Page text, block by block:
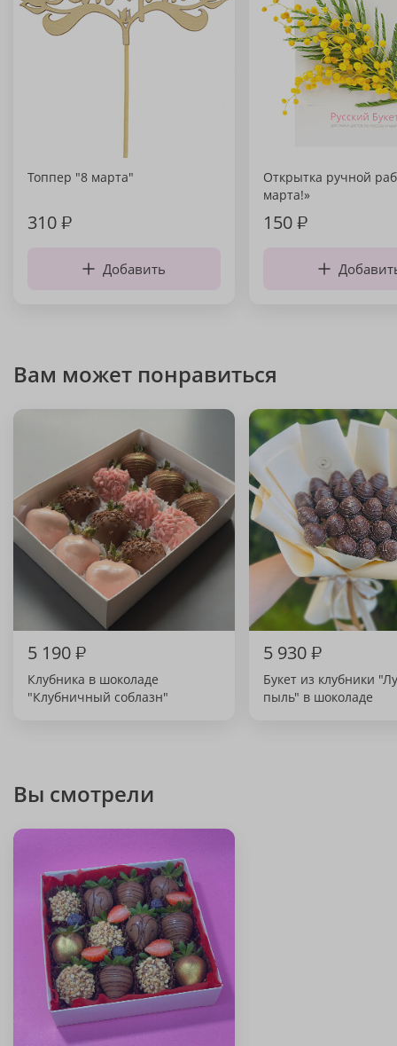
Топпер "8 марта"
310₽
Добавить
Открытка ручной
марта!»
150₽
Вам может понравиться
5 190₽
Клубника в шоколаде
"Клубничный соблазн"
5 930₽
Букет из клубники
пыль" в шоколаде
Вы смотрели